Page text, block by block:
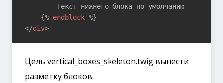
        Текст нижнего блока по умолчанию
{% endblock %}
</div>
Цель vertical_boxes_skeleton.twig вынести
разметку блоков.